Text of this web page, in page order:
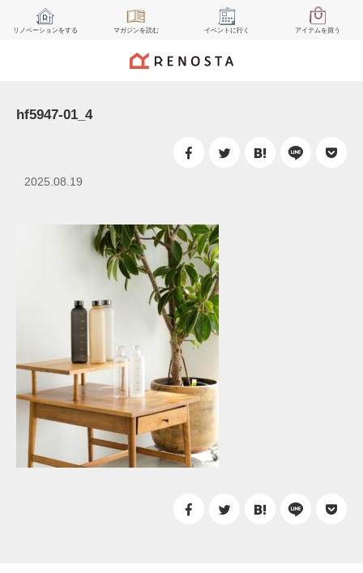
リノベーションをする マガジンを読む イベント に行く アイテムを買う
hf5947-01_4
2025.08.19